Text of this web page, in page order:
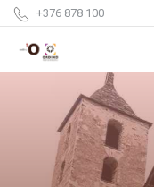
+376 878 100